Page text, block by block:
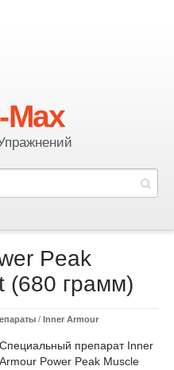
Max
Peak
(680 грамм)
/ Inner Armour
Специальный препарат Inner
Armour Power Peak Muscle